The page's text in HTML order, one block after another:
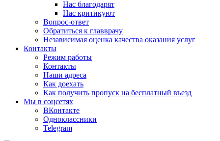
Нас благодарят
Нас критикуют
Вопрос-ответ
Обратиться к главврачу
Независимая оценка качества оказания услуг
Контакты
Режим работы
Контакты
Наши адреса
Как доехать
Как получить пропуск на бесплатный въезд
Мы в соцсетях
ВКонтакте
Одноклассники
Telegram